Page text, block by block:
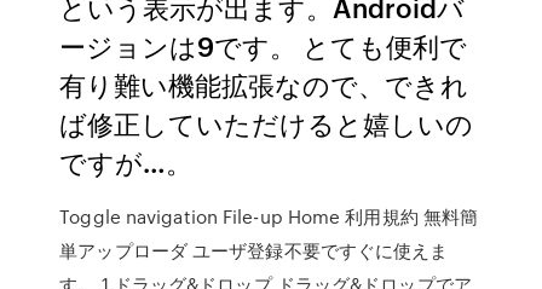
ージョンは9です。 とても便利で
有り難い機能拡張なので、できれ
ば修正していただけると嬉しいの
ですが…。
Toggle navigation File-up Home 利用規約 無料簡
単アップローダ ユーザ登録不要ですぐに使えま
す。 1.ドラッグ&ドロップ ドラッグ&ドロップでア